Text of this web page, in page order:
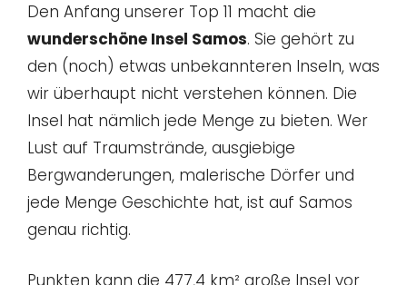
Den Anfang unserer Top 11 macht die
wunderschöne Insel Samos. Sie gehört zu
den (noch) etwas unbekannteren Inseln, was
wir überhaupt nicht verstehen können. Die
Insel hat nämlich jede Menge zu bieten. Wer
Lust auf Traumstrände, ausgiebige
Bergwanderungen, malerische Dörfer und
jede Menge Geschichte hat, ist auf Samos
genau richtig.
Punkten kann die 477,4 km² große Insel vor